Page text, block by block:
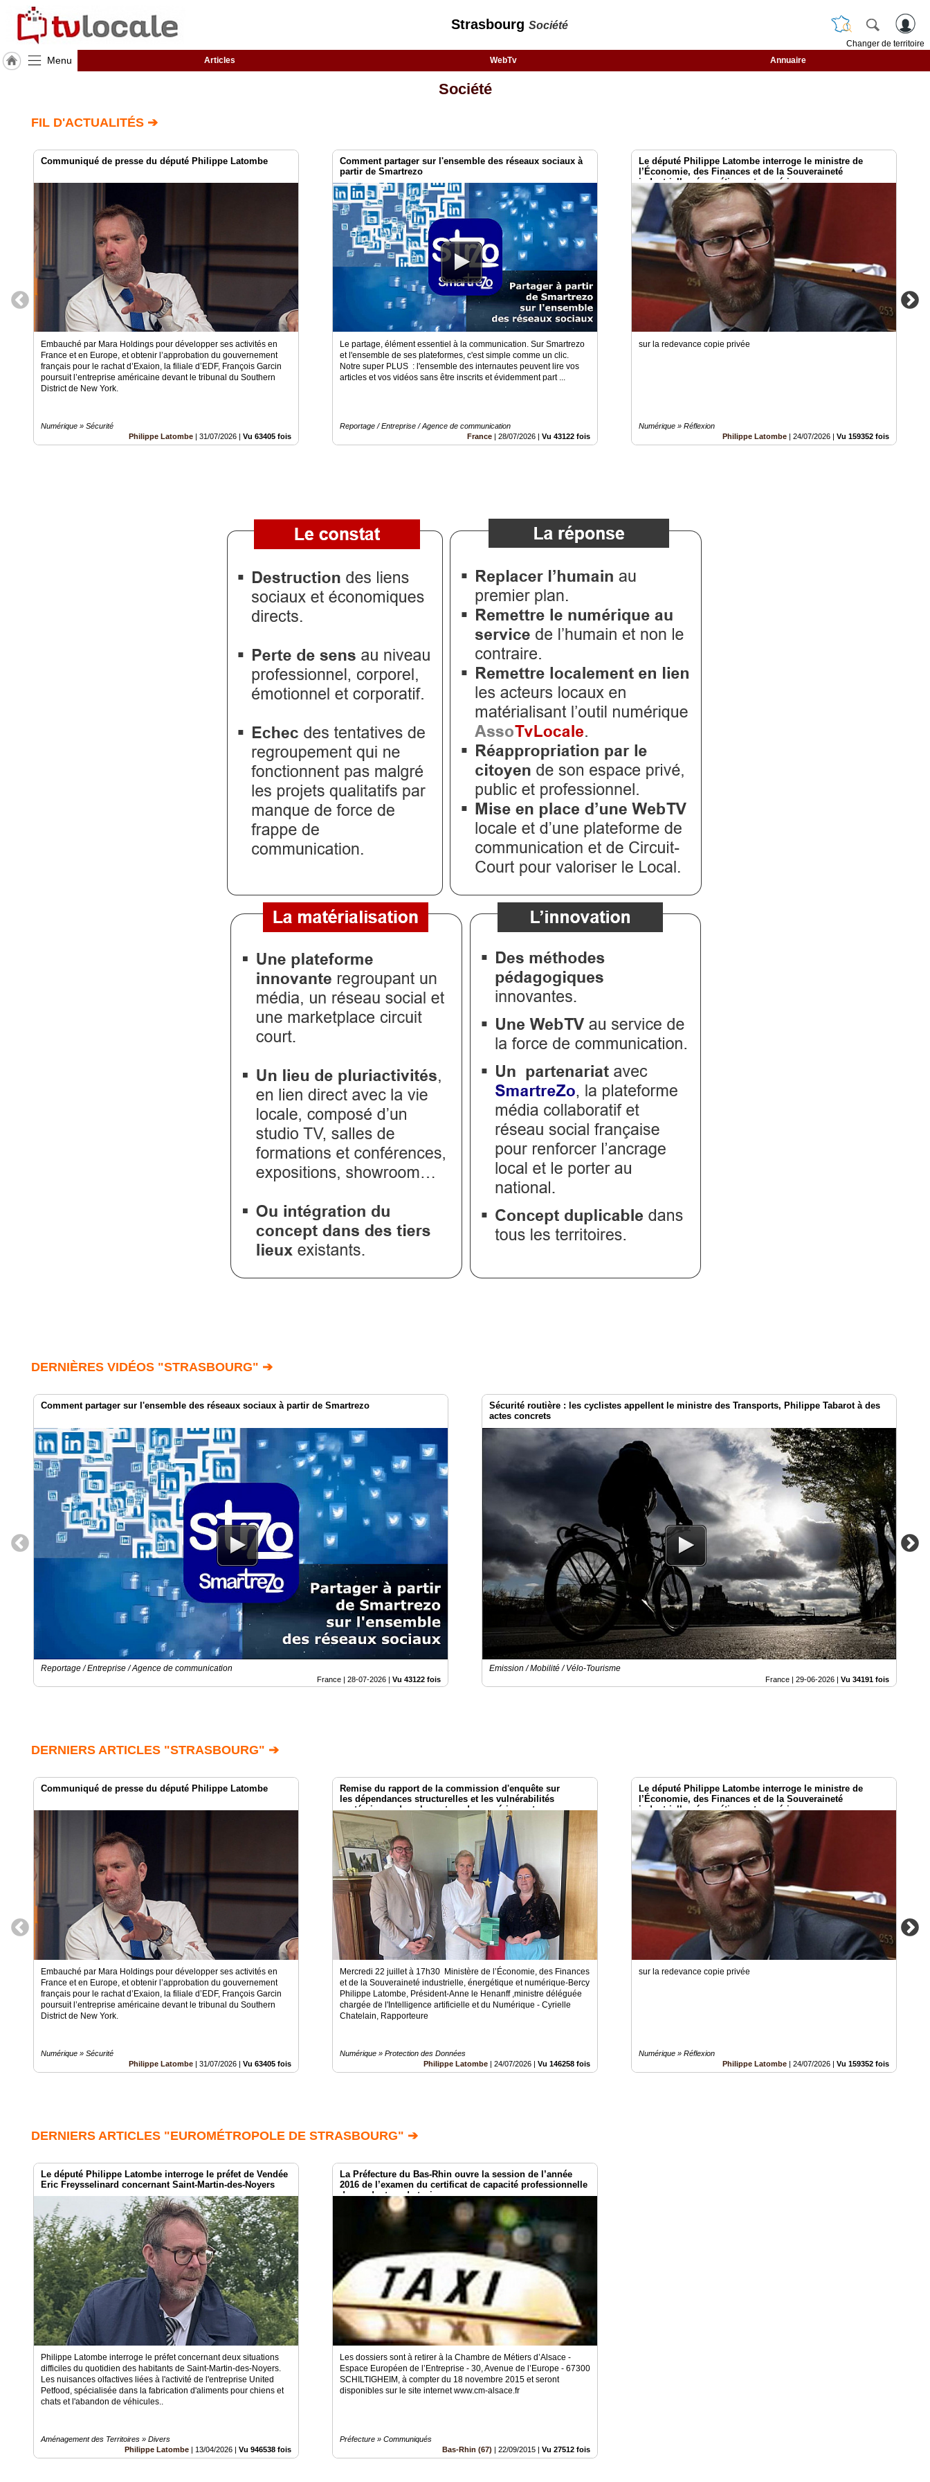
Strasbourg Société
Changer de territoire
Menu Articles WebTv Annuaire
Gazette
annuaire
Société
FIL D'ACTUALITÉS ➔
Communiqué de presse du député Philippe Latombe
Embauché par Mara Holdings pour développer ses activités en
France et en Europe, et obtenir l’approbation du gouvernement
français pour le rachat d’Exaion, la filiale d’EDF, François Garcin
poursuit l’entreprise américaine devant le tribunal du Southern
District de New York.
Numérique » Sécurité
Philippe Latombe | 31/07/2026 | Vu 63405 fois
Comment partager sur l'ensemble des réseaux sociaux à
partir de Smartrezo
Le partage, élément essentiel à la communication. Sur Smartrezo
et l'ensemble de ses plateformes, c'est simple comme un clic.
Notre super PLUS : l'ensemble des internautes peuvent lire vos
articles et vos vidéos sans être inscrits et évidemment part ...
Reportage / Entreprise / Agence de communication
France | 28/07/2026 | Vu 43122 fois
Le député Philippe Latombe interroge le ministre de
l’Économie, des Finances et de la Souveraineté
industrielle , énergétique et numérique
sur la redevance copie privée
Numérique » Réflexion
Philippe Latombe | 24/07/2026 | Vu 159352 fois
DERNIÈRES VIDÉOS "STRASBOURG" ➔
Comment partager sur l'ensemble des réseaux sociaux à partir de Smartrezo
Reportage / Entreprise / Agence de communication
France | 28-07-2026 Vu 43122 fois
Sécurité routière : les cyclistes appellent le ministre des Transports, Philippe Tabarot à des
actes concrets
Emission / Mobilité / Vélo-Tourisme
France | 29-06-2026 Vu 34191 fois
DERNIERS ARTICLES "STRASBOURG" ➔
Communiqué de presse du député Philippe Latombe
Embauché par Mara Holdings pour développer ses activités en
France et en Europe, et obtenir l’approbation du gouvernement
français pour le rachat d’Exaion, la filiale d’EDF, François Garcin
poursuit l’entreprise américaine devant le tribunal du Southern
District de New York.
Numérique » Sécurité
Philippe Latombe
31/07/2026 Vu 63405 fois
Remise du rapport de la commission d'enquête sur
les dépendances structurelles et les vulnérabilités
systémiques dans le secteur du numérique et
les risques pour l’indépendance de la France
Mercredi 22 juillet à 17h30 Ministère de l’Économie, des Finances
et de la Souveraineté industrielle, énergétique et numérique-Bercy
Philippe Latombe, Président-Anne le Henanff ,ministre déléguée
chargée de l'Intelligence artificielle et du Numérique - Cyrielle
Chatelain, Rapporteure
Numérique » Protection des Données
Philippe Latombe
24/07/2026 Vu 146258 fois
Le député Philippe Latombe interroge le ministre de
l’Économie, des Finances et de la Souveraineté
industrielle , énergétique et numérique
sur la redevance copie privée
Numérique » Réflexion
Philippe Latombe
24/07/2026 Vu 159352 fois
DERNIERS ARTICLES "EUROMÉTROPOLE DE STRASBOURG" ➔
Le député Philippe Latombe interroge le préfet de Vendée
Eric Freysselinard concernant Saint-Martin-des-Noyers
Philippe Latombe interroge le préfet concernant deux situations
difficiles du quotidien des habitants de Saint-Martin-des-Noyers.
Les nuisances olfactives liées à l'activité de l'entreprise United
Petfood, spécialisée dans la fabrication d'aliments pour chiens et
chats et l'abandon de véhicules..
Aménagement des Territoires » Divers
Philippe Latombe
13/04/2026 Vu 946538 fois
La Préfecture du Bas-Rhin ouvre la session de l’année
2016 de l’examen du certificat de capacité professionnelle
de conducteur de taxi.
Les dossiers sont à retirer à la Chambre de Métiers d’Alsace -
Espace Européen de l’Entreprise - 30, Avenue de l’Europe - 67300
SCHILTIGHEIM, à compter du 18 novembre 2015 et seront
disponibles sur le site internet www.cm-alsace.fr
Préfecture » Communiqués
Bas-Rhin (67)
22/09/2015 Vu 27512 fois